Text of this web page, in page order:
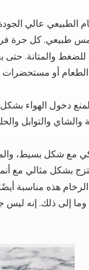
الطبيعي عالي
طبيعي.
والمتانة. حتى
أو مستحضرات
دخول الهواء
والشاي والتوابل
مع شكل بسيط،
هذه مناسبة
إلى ذلك. إنه ليس